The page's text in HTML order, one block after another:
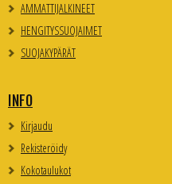
AMMATTIJALKINEET
HENGITYSSUOJAIMET
SUOJAKYPÄRÄT
INFO
Kirjaudu
Rekisteröidy
Kokotaulukot